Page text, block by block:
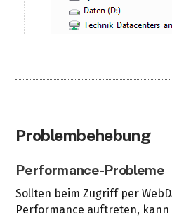
Problembehebung
Performance-Probleme
Sollten beim Zugriff per
Performance auftreten,